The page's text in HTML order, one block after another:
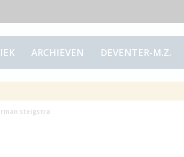
ARCHIEVEN DEVENTER-M.Z.
steigstra